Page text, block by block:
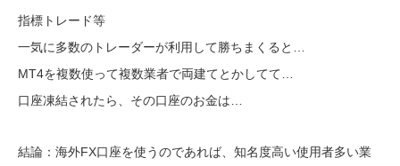
指標トレード等
一気に多数のトレーダーが利用して勝ちまくると…
MT4を複数使って複数業者で両建てとかしてて…
口座凍結されたら、その口座のお金は…
結論：海外FX口座を使うのであれば、知名度高い使用者多い業